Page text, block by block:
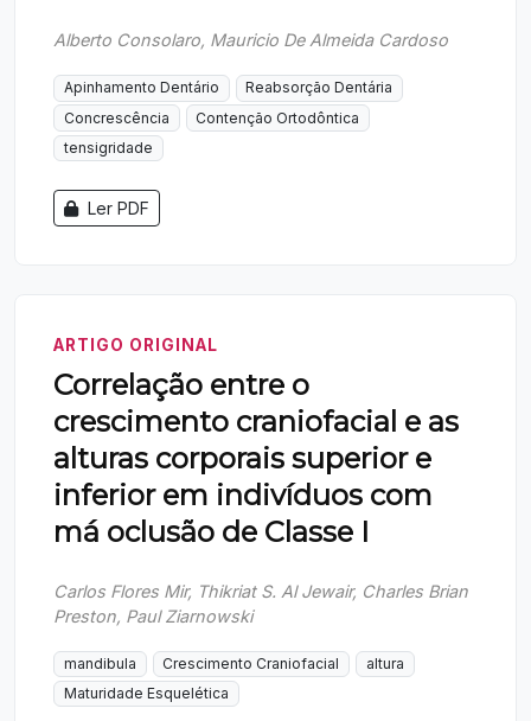
Alberto Consolaro, Mauricio De Almeida Cardoso
Apinhamento Dentário
Reabsorção Dentária
Concrescência
Contenção Ortodôntica
tensigridade
Ler PDF
ARTIGO ORIGINAL
Correlação entre o
crescimento craniofacial e as
alturas corporais superior e
inferior em indivíduos com
má oclusão de Classe I
Carlos Flores Mir, Thikriat S. Al Jewair, Charles Brian
Preston, Paul Ziarnowski
mandibula Crescimento Craniofacial
altura
Maturidade Esquelética